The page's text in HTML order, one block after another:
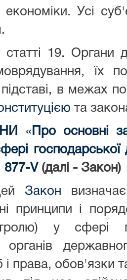
економіки. Усі
статті 19. Органи
їх
в межах
та
« Про основні
V (далі - Закон)
Закон
принципи і
у сфері
органів
права, обов'язки